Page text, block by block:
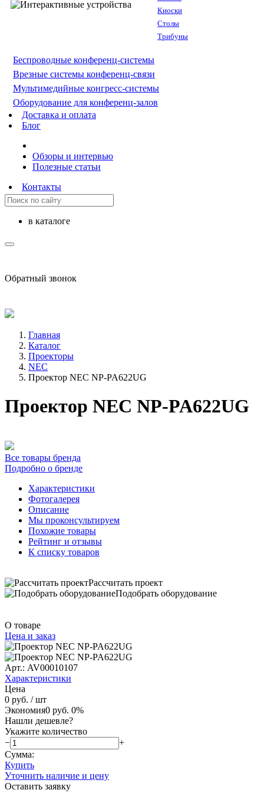
Киоски
Столы
Трибуны
Беспроводные конференц-системы
Врезные системы конференц-связи
Мультимедийные конгресс-системы
Оборудование для конференц-залов
Доставка и оплата
Блог
Обзоры и интервью
Полезные статьи
Контакты
в каталоге
Обратный звонок
Главная
Каталог
Проекторы
NEC
Проектор NEC NP-PA622UG
Проектор NEC NP-PA622UG
Все товары бренда
Подробно о бренде
Характеристики
Фотогалерея
Описание
Мы проконсультируем
Похожие товары
Рейтинг и отзывы
К списку товаров
Рассчитать проект
Подобрать оборудование
О товаре
Цена и заказ
Арт.: AV00010107
Характеристики
Цена
0 руб. / шт
Экономия0 руб. 0%
Нашли дешевле?
Укажите количество
−
+
Сумма:
Купить
Уточнить наличие и цену
Оставить заявку